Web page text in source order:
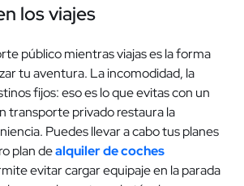
los viajes
público mientras viajas es la forma
tu aventura. La incomodidad, la
fijos: eso es lo que evitas con un
transporte privado restaura la
Puedes llevar a cabo tus planes
plan dealquiler de coches
evitar cargar equipaje en la parada